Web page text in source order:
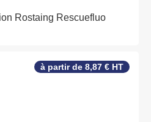
Rostaing Rescuefluo
à partir de 8,87 € HT